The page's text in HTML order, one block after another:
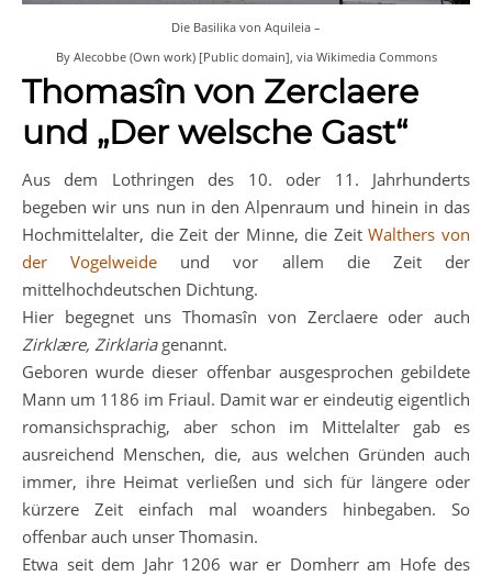
Die Basilika von Aquileia –
By Alecobbe (Own work) [Public domain], via Wikimedia Commons
Thomasîn von Zerclaere
und „Der welsche Gast“
Aus dem Lothringen des 10. oder 11. Jahrhunderts
begeben wir uns nun in den Alpenraum und hinein in das
Hochmittelalter, die Zeit der Minne, die ZeitWalthers von
der Vogelweide und vor allem die Zeit der
mittelhochdeutschen Dichtung.
Hier begegnet uns Thomasîn von Zerclaere oder auch
Zirklære, Zirklaria genannt.
Geboren wurde dieser offenbar ausgesprochen gebildete
Mann um 1186 im Friaul. Damit war er eindeutig eigentlich
romansichsprachig, aber schon im Mittelalter gab es
ausreichend Menschen, die, aus welchen Gründen auch
immer, ihre Heimat verließen und sich für längere oder
kürzere Zeit einfach mal woanders hinbegaben. So
offenbar auch unser Thomasin.
Etwa seit dem Jahr 1206 war er Domherr am Hofe des